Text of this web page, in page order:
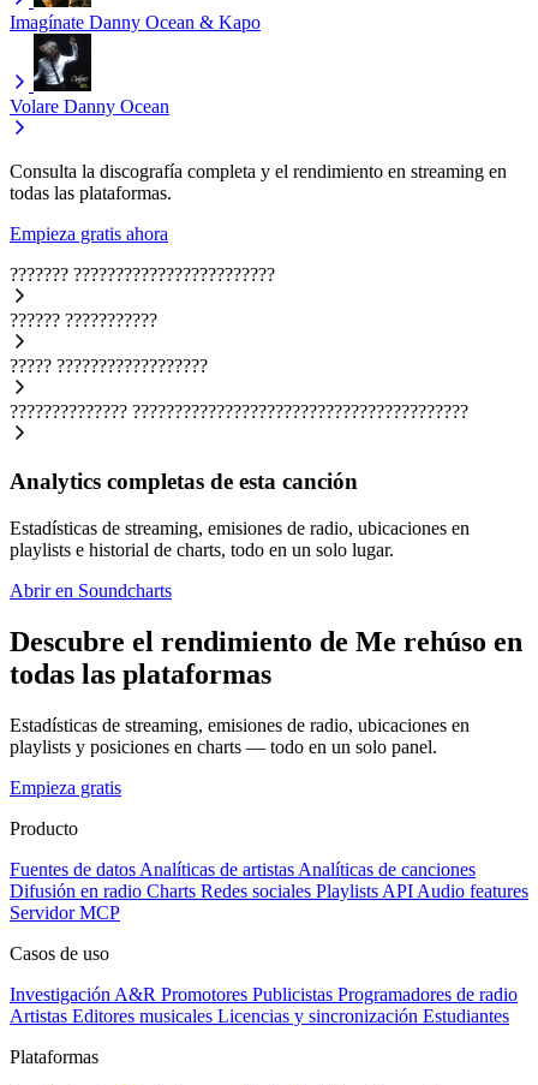
Imagínate Danny Ocean & Kapo
Volare Danny Ocean
Consulta la discografía completa y el rendimiento en streaming en
todas las plataformas.
Empieza gratis ahora
??????? ????????????????????????
?????? ???????????
????? ??????????????????
?????????????? ????????????????????????????????????????
Analytics completas de esta canción
Estadísticas de streaming, emisiones de radio, ubicaciones en
playlists e historial de charts, todo en un solo lugar.
Abrir en Soundcharts
Descubre el rendimiento de Me rehúso en
todas las plataformas
Estadísticas de streaming, emisiones de radio, ubicaciones en
playlists y posiciones en charts — todo en un solo panel.
Empieza gratis
Producto
Fuentes de datos Analíticas de artistas Analíticas de canciones
Difusión en radio Charts Redes sociales Playlists API Audio features
Servidor MCP
Casos de uso
Investigación A&R Promotores Publicistas Programadores de radio
Artistas Editores musicales Licencias y sincronización Estudiantes
Plataformas